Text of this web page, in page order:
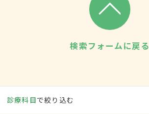
検索フォームに戻る
診療科目で絞り込む